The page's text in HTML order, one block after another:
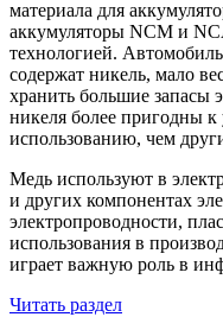
материала для
аккумуляторы NCM и
технологией.
содержат никель, мало
хранить большие запасы
никеля более пригодны
использованию, чем
Медь используют в
и других компонентах
электропроводности,
использования в
играет важную роль в
Читать раздел